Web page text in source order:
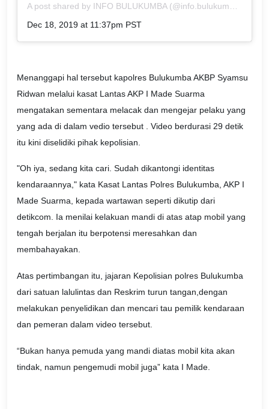
A post shared by INFO BULUKUMBA(@info.bulukumba) on
Dec 18, 2019 at 11:37pm PST
Menanggapi hal tersebut kapolres Bulukumba AKBP Syamsu
Ridwan melalui kasat Lantas AKP I Made Suarma
mengatakan sementara melacak dan mengejar pelaku yang
yang ada di dalam vedio tersebut . Video berdurasi 29 detik
itu kini diselidiki pihak kepolisian.
"Oh iya, sedang kita cari. Sudah dikantongi identitas
kendaraannya," kata Kasat Lantas Polres Bulukumba, AKP I
Made Suarma, kepada wartawan seperti dikutip dari
detikcom. Ia menilai kelakuan mandi di atas atap mobil yang
tengah berjalan itu berpotensi meresahkan dan
membahayakan.
Atas pertimbangan itu, jajaran Kepolisian polres Bulukumba
dari satuan lalulintas dan Reskrim turun tangan,dengan
melakukan penyelidikan dan mencari tau pemilik kendaraan
dan pemeran dalam video tersebut.
“Bukan hanya pemuda yang mandi diatas mobil kita akan
tindak, namun pengemudi mobil juga” kata I Made.